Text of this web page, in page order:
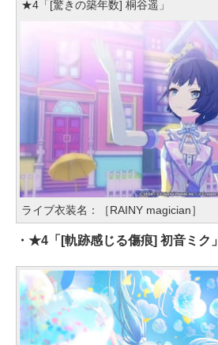
★4「[驚きの築年数] 桐谷遥」
ライブ衣装名：［RAINY magician］
・★4「[軌跡感じる傷痕] 初音ミク」